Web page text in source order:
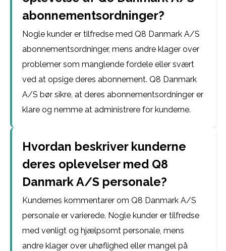
abonnementsordninger?
Nogle kunder er tilfredse med Q8 Danmark A/S
abonnementsordninger, mens andre klager over
problemer som manglende fordele eller svært
ved at opsige deres abonnement. Q8 Danmark
A/S bør sikre, at deres abonnementsordninger er
klare og nemme at administrere for kunderne.
Hvordan beskriver kunderne
deres oplevelser med Q8
Danmark A/S personale?
Kundernes kommentarer om Q8 Danmark A/S
personale er varierede. Nogle kunder er tilfredse
med venligt og hjælpsomt personale, mens
andre klager over uhøflighed eller mangel på